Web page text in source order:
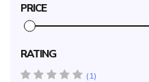
PRICE
RATING
5 star(s)
1